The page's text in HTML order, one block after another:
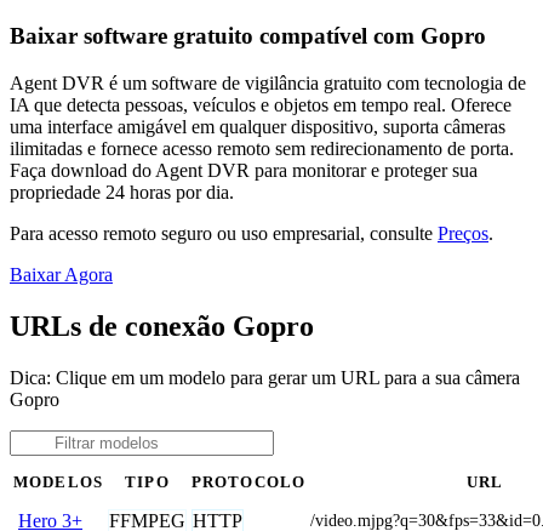
Baixar software gratuito compatível com Gopro
Agent DVR é um software de vigilância gratuito com tecnologia de
IA que detecta pessoas, veículos e objetos em tempo real. Oferece
uma interface amigável em qualquer dispositivo, suporta câmeras
ilimitadas e fornece acesso remoto sem redirecionamento de porta.
Faça download do Agent DVR para monitorar e proteger sua
propriedade 24 horas por dia.
Para acesso remoto seguro ou uso empresarial, consulte Preços.
Baixar Agora
URLs de conexão Gopro
Dica: Clique em um modelo para gerar um URL para a sua câmera
Gopro
MODELOS TIPO PROTOCOLO URL
Hero 3+ FFMPEG HTTP /